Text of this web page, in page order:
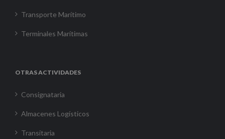
Transporte Marítimo
Terminales Marítimas
OTRAS ACTIVIDADES
Consignataria
Almacenes Logísticos
Transitaria